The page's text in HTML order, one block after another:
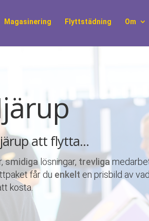
Magasinering Flyttstädning Om
att flytta…
smidiga lösningar, trevliga
får du enkelt en prisbild av
kosta.